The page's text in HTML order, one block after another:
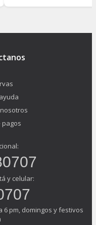
pagos
y celular:
6 pm, domingos y festivos